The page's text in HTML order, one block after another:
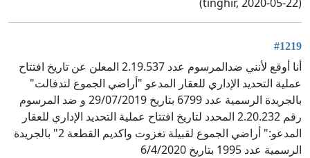
(tinghir, 2020-05-22)
#1219
أنا أوقع لأنني ضدالمرسوم عدد 2.19.537 المعلن عن تاريخ افتتاح
عملية التحديد الإداري للعقار المدعو "أراضي الجموع لتدفالت"
بالجريدة الرسمية عدد 6799 بتاريخ 29/07/2019 و ضد المرسوم
رقم 2.20.232 المحدد لتاريخ افتتاح عملية التحديد الإداري للعقار
المدعو:" أراضي الجموع لقبيلة تغزوت واكديم القطعة 2" بالجريدة
الرسمية عدد 1995 بتاريخ 6/4/2020